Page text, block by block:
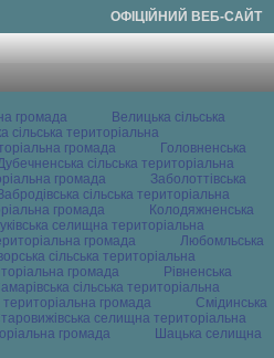
ОФІЦІЙНИЙ ВЕБ-САЙТ
громада
Велицька сільська
сільська територіальна
громада
Головненська
сільська територіальна
громада
Заболоттівська
сільська територіальна
громада
Колодяжненська
селищна територіальна
громада
Любомльська
сільська територіальна
громада
Рівненська
сільська територіальна
територіальна громада
Смідинська
селищна територіальна
громада
Шацька селищна